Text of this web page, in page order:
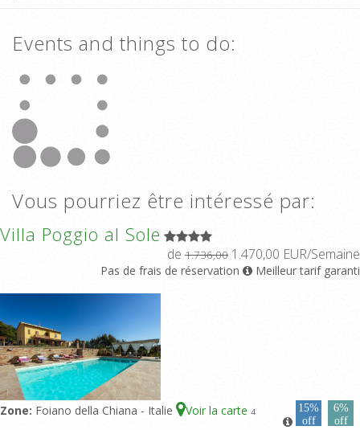
Events and things to do:
Vous pourriez être intéressé par:
Villa Poggio al Sole
de 1.736,00 1.470,00 EUR/Semaine
Pas de frais de réservation Meilleur tarif garanti
Zone: Foiano della Chiana - Italie Voir la carte 4
15%
off
6%
off